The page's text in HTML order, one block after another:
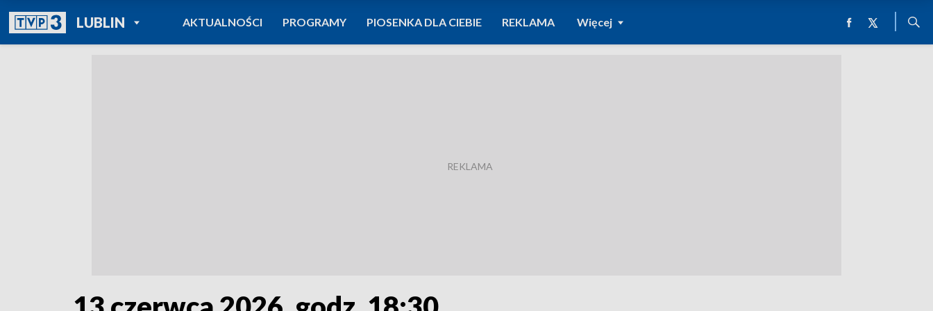
LUBLINPOWRÓT DO
TVP REGIONY
AKTUALNOŚCI PROGRAMY PIOSENKA DLA CIEBIE REKLAMA Więcej